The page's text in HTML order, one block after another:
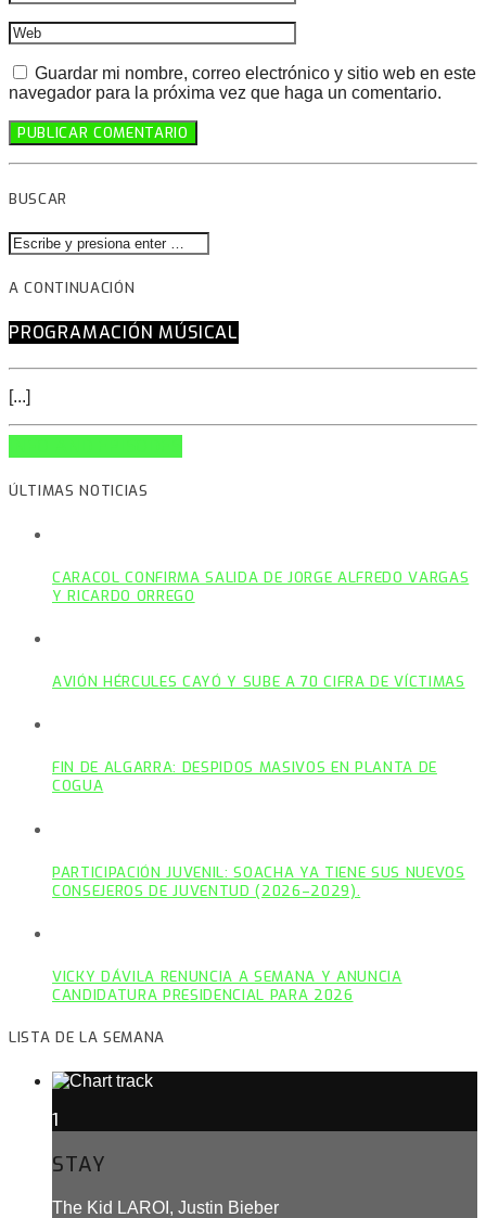
Guardar mi nombre, correo electrónico y sitio web en este
navegador para la próxima vez que haga un comentario.
BUSCAR
A CONTINUACIÓN
PROGRAMACIÓN MÚSICAL
[...]
ÚLTIMAS NOTICIAS
CARACOL CONFIRMA SALIDA DE JORGE ALFREDO VARGAS
Y RICARDO ORREGO
AVIÓN HÉRCULES CAYÓ Y SUBE A 70 CIFRA DE VÍCTIMAS
FIN DE ALGARRA: DESPIDOS MASIVOS EN PLANTA DE
COGUA
PARTICIPACIÓN JUVENIL: SOACHA YA TIENE SUS NUEVOS
CONSEJEROS DE JUVENTUD (2026–2029).
VICKY DÁVILA RENUNCIA A SEMANA Y ANUNCIA
CANDIDATURA PRESIDENCIAL PARA 2026
LISTA DE LA SEMANA
1
STAY
The Kid LAROI, Justin Bieber